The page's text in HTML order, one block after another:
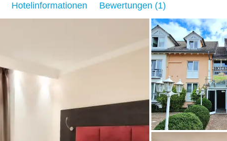
Hotelinformationen Bewertungen (1)